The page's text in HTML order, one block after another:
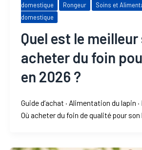
domestique
Rongeur Soins et
domestique
Quel est le
acheter du foin
en 2026 ?
Guide d’achat · Alimentation du lapin
Où acheter du foin de qualité pour